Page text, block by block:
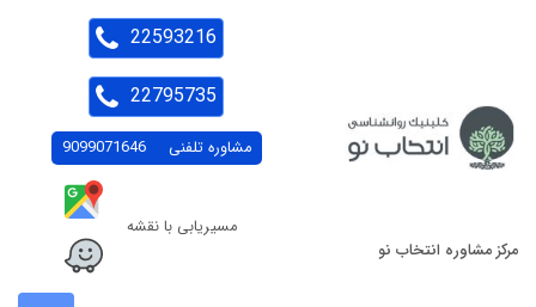
مرکز مشاوره انتخاب نو
مشاوره تلفنی 9099071646
مسیریابی با نقشه
22593216
22795735